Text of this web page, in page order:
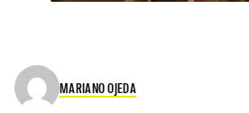
MARIANO OJEDA